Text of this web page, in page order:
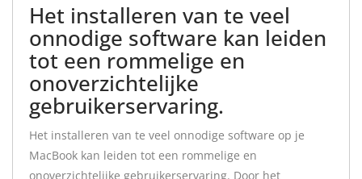
Het installeren van te veel
onnodige software kan leiden
tot een rommelige en
onoverzichtelijke
gebruikerservaring.
Het installeren van te veel onnodige software op je
MacBook kan leiden tot een rommelige en
onoverzichtelijke gebruikerservaring. Door het